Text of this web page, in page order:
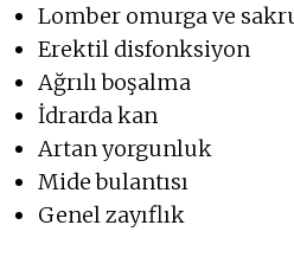
Lomber omurga ve
Erektil disfonksiyon
Ağrılı boşalma
İdrarda kan
Artan yorgunluk
Mide bulantısı
Genel zayıflık